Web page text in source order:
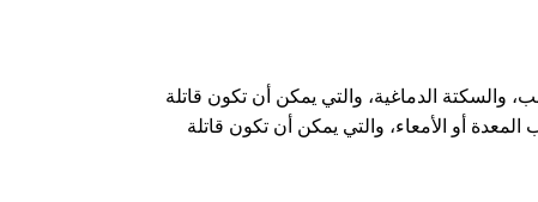
والسكتة الدماغية، والتي يمكن أن تكون قاتلة
أو الأمعاء، والتي يمكن أن تكون قاتلة